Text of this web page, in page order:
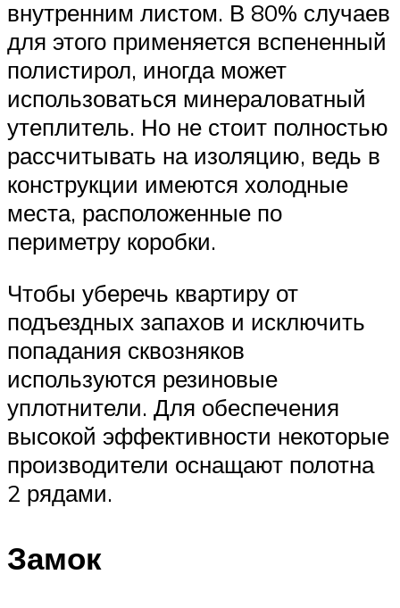
внутренним листом. В 80% случаев
для этого применяется вспененный
полистирол, иногда может
использоваться минераловатный
утеплитель. Но не стоит полностью
рассчитывать на изоляцию, ведь в
конструкции имеются холодные
места, расположенные по
периметру коробки.
Чтобы уберечь квартиру от
подъездных запахов и исключить
попадания сквозняков
используются резиновые
уплотнители. Для обеспечения
высокой эффективности некоторые
производители оснащают полотна
2 рядами.
Замок